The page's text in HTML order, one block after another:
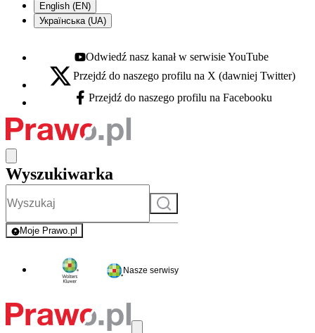
English (EN)
Українська (UA)
Youtube - otwiera się w nowej karcie
Odwiedź nasz kanał w serwisie YouTube
X - otwiera się w nowej karcie
Przejdź do naszego profilu na X (dawniej Twitter)
Facebook - otwiera się w nowej karcie
Przejdź do naszego profilu na Facebooku
Wyszukiwarka
Szukaj
Moje Prawo.pl
- rejestracja i logowanie do serwisu
Nasze serwisy